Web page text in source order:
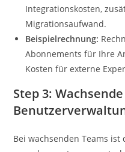
Integrationskosten,
Migrationsaufwand.
Beispielrechnung:
Abonnements für Ihre
Kosten für externe
Step 3:
Bei wachsenden Teams